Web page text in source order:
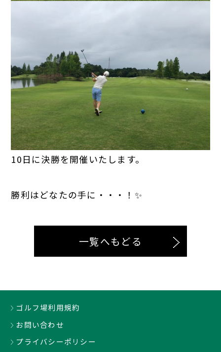
10日に決勝を開催いたします。
勝利はどなたの手に・・・！✨
一覧へもどる
ゴルフ場利用規約
お問い合わせ
プライバシーポリシー